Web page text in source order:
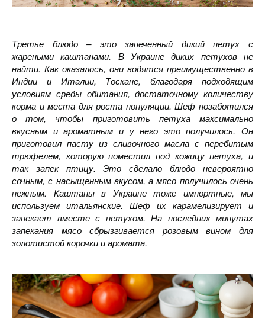
Третье блюдо – это запеченный дикий петух с
жареными каштанами. В Украине диких петухов не
найти. Как оказалось, они водятся преимущественно в
Индии и Италии, Тоскане, благодаря подходящим
условиям среды обитания, достаточному количеству
корма и места для роста популяции. Шеф позаботился
о том, чтобы приготовить петуха максимально
вкусным и ароматным и у него это получилось. Он
приготовил пасту из сливочного масла с перебитым
трюфелем, которую поместил под кожицу петуха, и
так запек птицу. Это сделало блюдо невероятно
сочным, с насыщенным вкусом, а мясо получилось очень
нежным. Каштаны в Украине тоже импортные, мы
используем итальянские. Шеф их карамелизирует и
запекает вместе с петухом. На последних минутах
запекания мясо сбрызгивается розовым вином для
золотистой корочки и аромата.